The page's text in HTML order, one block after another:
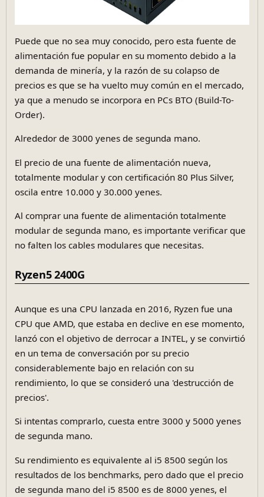
Puede que no sea muy conocido, pero esta fuente de
alimentación fue popular en su momento debido a la
demanda de minería, y la razón de su colapso de
precios es que se ha vuelto muy común en el mercado,
ya que a menudo se incorpora en PCs BTO (Build-To-
Order).
Alrededor de 3000 yenes de segunda mano.
El precio de una fuente de alimentación nueva,
totalmente modular y con certificación 80 Plus Silver,
oscila entre 10.000 y 30.000 yenes.
Al comprar una fuente de alimentación totalmente
modular de segunda mano, es importante verificar que
no falten los cables modulares que necesitas.
Ryzen5 2400G
Aunque es una CPU lanzada en 2016, Ryzen fue una
CPU que AMD, que estaba en declive en ese momento,
lanzó con el objetivo de derrocar a INTEL, y se convirtió
en un tema de conversación por su precio
considerablemente bajo en relación con su
rendimiento, lo que se consideró una 'destrucción de
precios'.
Si intentas comprarlo, cuesta entre 3000 y 5000 yenes
de segunda mano.
Su rendimiento es equivalente al i5 8500 según los
resultados de los benchmarks, pero dado que el precio
de segunda mano del i5 8500 es de 8000 yenes, el